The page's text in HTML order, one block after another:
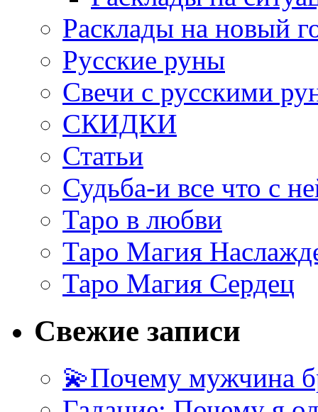
Расклады на новый
Русские руны
Свечи с русскими
СКИДКИ
Статьи
Судьба-и все что с
Таро в любви
Таро Магия
Таро Магия Сердец
Свежие записи
💫Почему мужчина